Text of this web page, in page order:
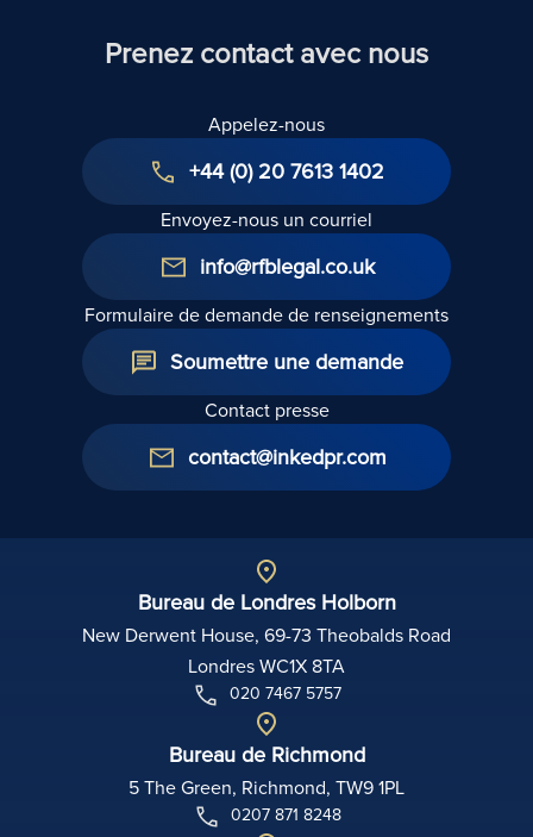
Prenez contact avec nous
Appelez-nous
+44 (0) 20 7613 1402
Envoyez-nous un courriel
info@rfblegal.co.uk
Formulaire de demande de renseignements
Soumettre une demande
Contact presse
contact@inkedpr.com
Bureau de Londres Holborn
New Derwent House, 69-73 Theobalds Road
Londres WC1X 8TA
020 7467 5757
Bureau de Richmond
5 The Green, Richmond, TW9 1PL
0207 871 8248